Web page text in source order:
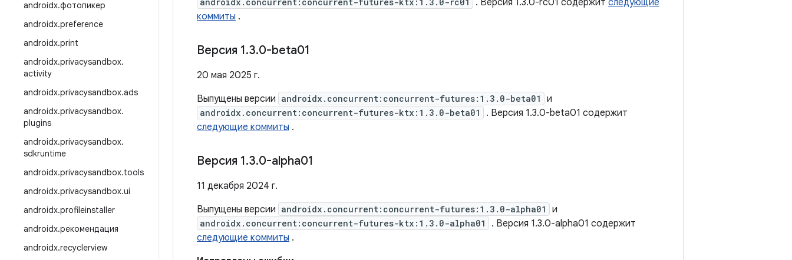
androidx.фотопикер
androidx.preference
androidx.print
androidx.privacysandbox.
activity
androidx.privacysandbox.ads
androidx.privacysandbox.
plugins
androidx.privacysandbox.
sdkruntime
androidx.privacysandbox.tools
androidx.privacysandbox.ui
androidx.profileinstaller
androidx.рекомендация
androidx.recyclerview
. Версия 1.3.0-rc01 содержит следующие
коммиты .
Версия 1.3.0-beta01
20 мая 2025 г.
Выпущены версии androidx.concurrent:concurrent-futures:1.3.0-beta01 и
androidx.concurrent:concurrent-futures-ktx:1.3.0-beta01
. Версия 1.3.0-beta01 содержит
следующие коммиты .
Версия 1.3.0-alpha01
11 декабря 2024 г.
Выпущены версии androidx.concurrent:concurrent-futures:1.3.0-alpha01 и
androidx.concurrent:concurrent-futures-ktx:1.3.0-alpha01
. Версия 1.3.0-alpha01 содержит
следующие коммиты .